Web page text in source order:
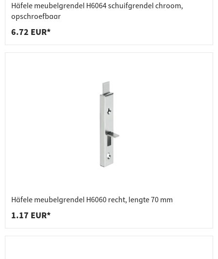
Häfele meubelgrendel H6064 schuifgrendel chroom,
opschroefbaar
6.72 EUR*
Häfele meubelgrendel H6060 recht, lengte 70 mm
1.17 EUR*